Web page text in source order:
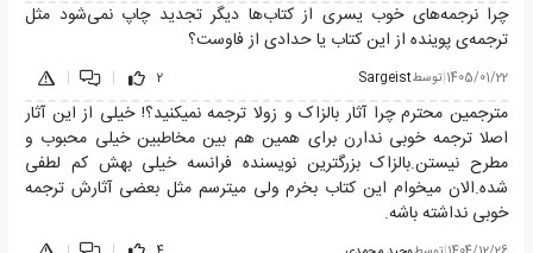
چرا نرجمه‌های خوب یسری از کتاب‌ها دیگر تجدید چاپ نمی‌شود مثل
ترجمه‌ی پوینده از این کتاب یا حدادی از فاوست؟
1405/01/22 توسطSargeist
2
مترجمین محترم چرا آثار بالزاک و زولا ترجمه نمیکنید؟! خیلی از این آثار
اصلا ترجمه خوبی ندارن برای همین هم بین مخاطبین خیلی محبوب و
مطرح نیستن.بالزاک بزرگترین نویسنده فرانسه خیلی بهش کم لطفی
شده‌‌.الان میخوام این کتاب بخرم ولی میترسم مثل بعضی آثارش ترجمه
خوبی نداشته باشه.